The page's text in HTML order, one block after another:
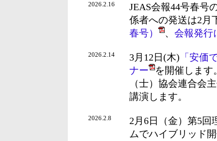
2026.2.16
JEAS会報44号春号
係者への発送は2月
春号）
、 会報発行
2026.2.14 3月12日(木) 「安価
ナー
を開催します
（士）協会連合会
講演します。
2026.2.8
2月6日（金）第5回
ムでハイブリッド